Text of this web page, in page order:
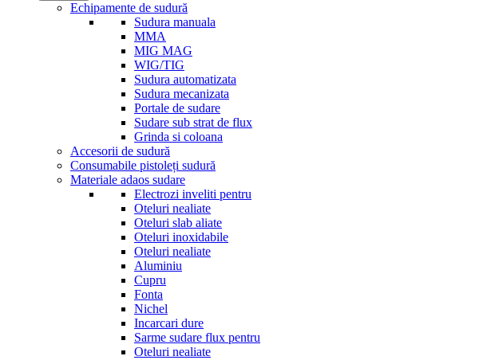
Echipamente de sudură
Sudura manuala
MMA
MIG MAG
WIG/TIG
Sudura automatizata
Sudura mecanizata
Portale de sudare
Sudare sub strat de flux
Grinda si coloana
Accesorii de sudură
Consumabile pistoleți sudură
Materiale adaos sudare
Electrozi inveliti pentru
Oteluri nealiate
Oteluri slab aliate
Oteluri inoxidabile
Oteluri nealiate
Aluminiu
Cupru
Fonta
Nichel
Incarcari dure
Sarme sudare flux pentru
Oteluri nealiate